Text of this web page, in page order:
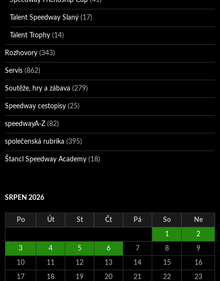
Talent Speedway Slaný (17)
Talent Trophy (14)
Rozhovory (343)
Servis (862)
Soutěže, hry a zábava (279)
Speedway cestopisy (25)
speedwayA-Z (82)
společenská rubrika (395)
Štancl Speedway Academy (18)
SRPEN 2026
Po Út St Čt Pá So Ne
1 2
3 4 5 6 7 8 9
10 11 12 13 14 15 16
17 18 19 20 21 22 23